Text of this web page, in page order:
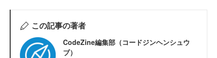
この記事の著者
CodeZine編集部（コードジンヘンシュウ
ブ）